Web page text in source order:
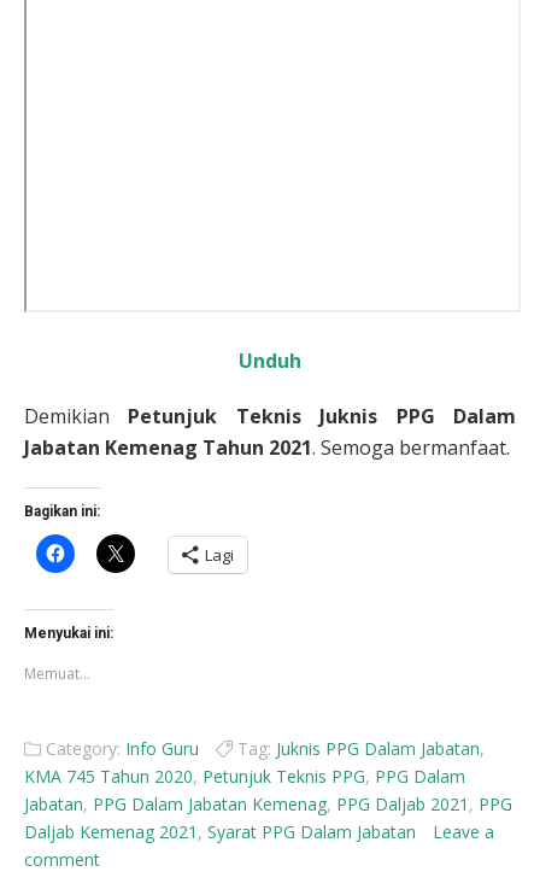
Unduh
Demikian Petunjuk Teknis Juknis PPG Dalam
Jabatan Kemenag Tahun 2021. Semoga bermanfaat.
Bagikan ini:
Klik
untuk
Facebook(Membuka
di
jendela
baru)
Klik
untuk
berbagi
Lagi
Menyukai ini:
Memuat...
Category: Info Guru Tag: Juknis PPG Dalam Jabatan,
KMA 745 Tahun 2020, Petunjuk Teknis PPG, PPG Dalam
Jabatan, PPG Dalam Jabatan Kemenag, PPG Daljab 2021 , PPG
Daljab Kemenag 2021 , Syarat PPG Dalam Jabatan
Leave a
comment